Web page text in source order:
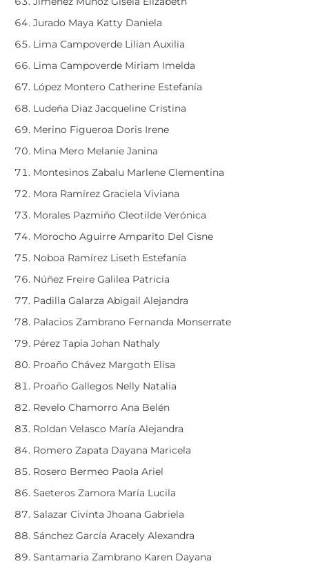
Jurado Maya Katty Daniela
Lima Campoverde Lilian Auxilia
Lima Campoverde Miriam Imelda
López Montero Catherine Estefanía
Ludeña Diaz Jacqueline Cristina
Merino Figueroa Doris Irene
Mina Mero Melanie Janina
Montesinos Zabalu Marlene Clementina
Mora Ramírez Graciela Viviana
Morales Pazmiño Cleotilde Verónica
Morocho Aguirre Amparito Del Cisne
Noboa Ramírez Liseth Estefanía
Núñez Freire Galilea Patricia
Padilla Galarza Abigail Alejandra
Palacios Zambrano Fernanda Monserrate
Pérez Tapia Johan Nathaly
Proaño Chávez Margoth Elisa
Proaño Gallegos Nelly Natalia
Revelo Chamorro Ana Belén
Roldan Velasco María Alejandra
Romero Zapata Dayana Maricela
Rosero Bermeo Paola Ariel
Saeteros Zamora María Lucila
Salazar Civinta Jhoana Gabriela
Sánchez García Aracely Alexandra
Santamaria Zambrano Karen Dayana